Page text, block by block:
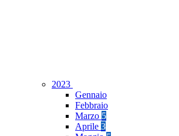
2023
Gennaio
Febbraio
Marzo 5
Aprile 3